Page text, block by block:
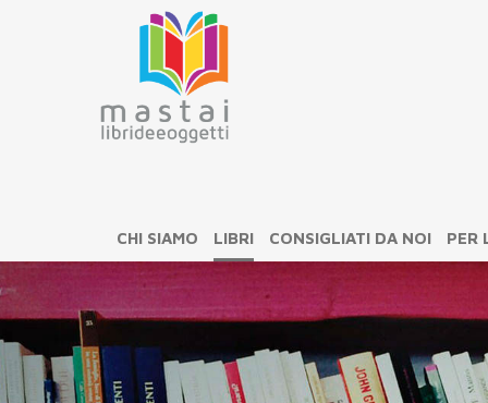
CHI SIAMO LIBRI CONSIGLIATI DA NOI PER